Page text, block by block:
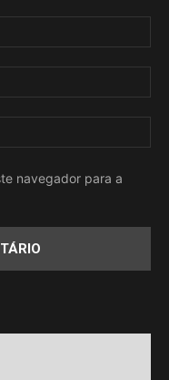
navegador para a